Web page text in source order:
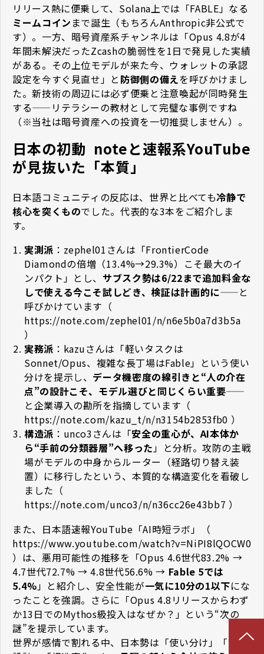
リリース熱に便乗して、Solana上では「FABLE」なる
ミームコイン まで誕生（もちろんAnthropic非公式で
す）。一方、暗号資産系チャンネルは「Opus 4.8が4
年間未解決だったZcashの脆弱性を1日で発見した実績
がある。その上位モデルが来た今、ウォレットの承認
設定を今すぐ見直せ」と 防御側の備えを呼びかけまし
た。新技術の周辺には必ず便乗と注意喚起が同時発生
する——リテラシーの教材として完璧な事例ですね
（※当社は暗号資産への投資を一切推奨しません）。
日本の初動 ―― noteと速報系YouTube
が見抜いた「本質」
日本語コミュニティの反応は、世界と比べても冷静で
核心を突くものでした。代表的な3本をご紹介しま
す。
実測派 ：zephel01さんは「FrontierCode
Diamondの倍増（13.4%→29.3%）こそ最大のイ
ンパクト」とし、サブスク勢は6/22まで追加料金な
しで使える今こそ試しどき、検証は計画的に——と
呼びかけています（
https://note.com/zephel01/n/n6e5b0a7d3b5a
）
実務派 ：kazuさんは「軽いタスクは
Sonnet/Opus、複雑な長丁場はFable」という使い
分けを提示し、 データ機密度の線引きと“人の介在
点”の設計こそ、モデル選びと同じくらい重要——
と企業導入の勘所を指摘しています（
https://note.com/kazu_t/n/n3154b2853fb0 ）
構造派 ：unco3さんは「安全の重心が、AI本体か
ら“手前の分類器層”へ移った」と分析。攻防の主戦
場がモデルの中身からルーター（経路切り替え装
置）に移行したという、本質的な構造変化を看破し
ました（
https://note.com/unco3/n/n36cc26e43bb7 ）
また、日本語速報YouTube「AI時短ラボ」（
https://www.youtube.com/watch?v=NiPI8lQOCW0
）は、悪用可能性の推移を「Opus 4.6世代83.2% →
4.7世代72.7% → 4.8世代56.6% → Fable 5では
5.4%」と紹介し、安全性能が一気に10分の1以下にな
ったことを強調。さらに「Opus 4.8リリースからわず
か13日でのMythos級投入はなぜか？」という“次の
謎”を提示しています。
世界が感情で割れる中、日本勢は「使い分け」「導入